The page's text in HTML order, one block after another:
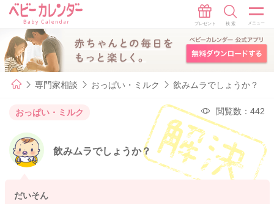
専門家相談 おっぱい・ミルク 飲みムラでしょうか？
おっぱい・ミルク 閲覧数：442
飲みムラでしょうか？
だいそん